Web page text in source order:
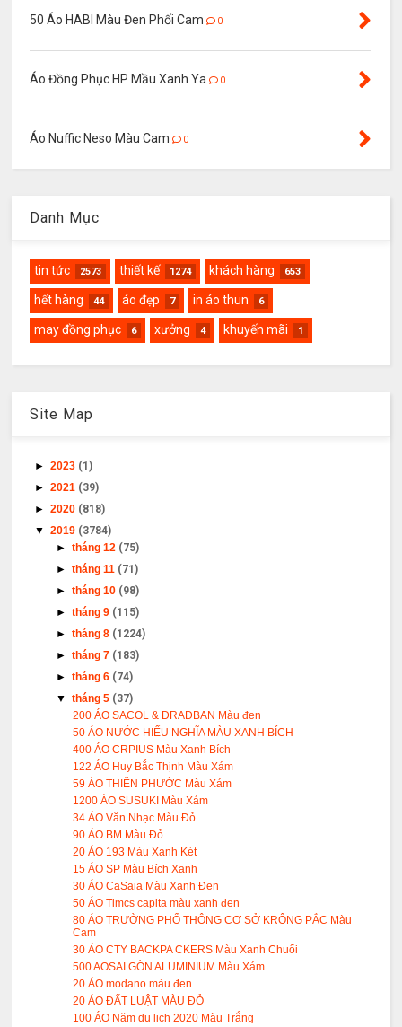
50 Áo HABI Màu Đen Phối Cam 0
Áo Đồng Phục HP Mầu Xanh Ya 0
Áo Nuffic Neso Màu Cam 0
Danh Mục
tin tức 2573 thiết kế 1274 khách hàng 653
hết hàng 44 áo đẹp 7 in áo thun 6
may đồng phục 6 xưởng 4 khuyến mãi 1
Site Map
►2023 (1)
►2021 (39)
►2020 (818)
▼2019 (3784)
►tháng 12 (75)
►tháng 11 (71)
►tháng 10 (98)
►tháng 9 (115)
►tháng 8 (1224)
►tháng 7 (183)
►tháng 6 (74)
▼tháng 5 (37)
200 ÁO SACOL & DRADBAN Màu đen
50 ÁO NƯỚC HIẾU NGHĨA MÀU XANH BÍCH
400 ÁO CRPIUS Màu Xanh Bích
122 ÁO Huy Bắc Thịnh Màu Xám
59 ÁO THIÊN PHƯỚC Màu Xám
1200 ÁO SUSUKI Màu Xám
34 ÁO Văn Nhạc Màu Đỏ
90 ÁO BM Màu Đỏ
20 ÁO 193 Màu Xanh Két
15 ÁO SP Màu Bích Xanh
30 ÁO CaSaia Màu Xanh Đen
50 ÁO Timcs capita màu xanh đen
80 ÁO TRƯỜNG PHỔ THÔNG CƠ SỞ KRÔNG PẮC Màu
Cam
30 ÁO CTY BACKPA CKERS Màu Xanh Chuối
500 AOSAI GÒN ALUMINIUM Màu Xám
20 ÁO modano màu đen
20 ÁO ĐẤT LUẬT MÀU ĐỎ
100 ÁO Năm du lịch 2020 Màu Trắng